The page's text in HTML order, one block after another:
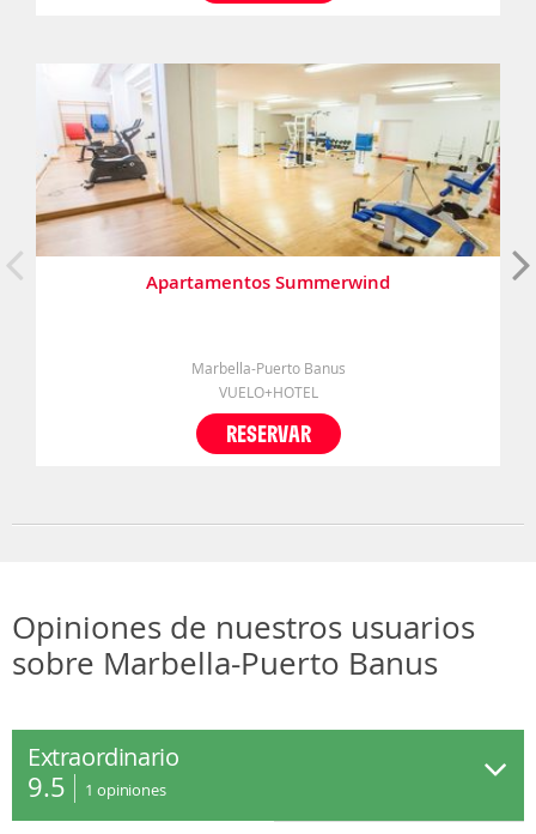
Apartamentos Summerwind
Marbella-Puerto Banus
VUELO+HOTEL
RESERVAR
Opiniones de nuestros usuarios
sobre Marbella-Puerto Banus
Extraordinario
9.5 1 opiniones